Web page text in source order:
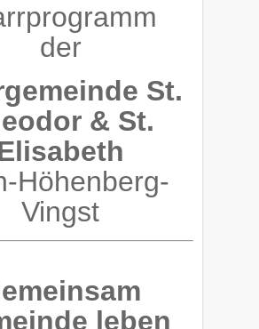
der
St.
& St.
Höhenberg-
Vingst
leben